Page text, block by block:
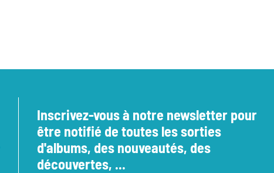
Inscrivez-vous à notre newsletter pour
être notifié de toutes les sorties
d'albums, des nouveautés, des
découvertes, ...